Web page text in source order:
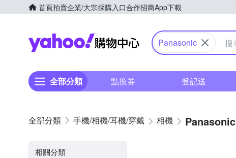
首頁拍賣企業/大宗採購入口合作招商App下載
Yahoo購物中心
Panasonic
全部分類 點換券 登記送
手機/相機/耳機/穿戴 相機 Panasonic
相關分類